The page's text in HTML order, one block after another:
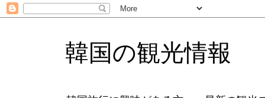
韓国の観光情報